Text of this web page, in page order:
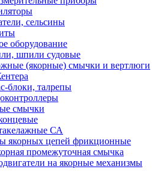
сельсины
оборудование
шпили судовые
(якорные) смычки и вертлюги
блоки, талрепы
смычки
СА
якорных цепей фрикционные
промежуточная смычка
на якорные механизмы